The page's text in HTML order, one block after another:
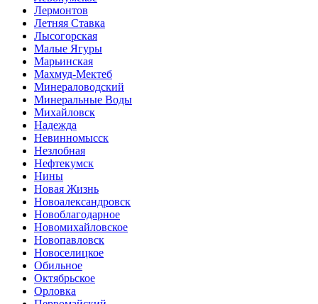
Лермонтов
Летняя Ставка
Лысогорская
Малые Ягуры
Марьинская
Махмуд-Мектеб
Минераловодский
Минеральные Воды
Михайловск
Надежда
Невинномысск
Незлобная
Нефтекумск
Нины
Новая Жизнь
Новоалександровск
Новоблагодарное
Новомихайловское
Новопавловск
Новоселицкое
Обильное
Октябрьское
Орловка